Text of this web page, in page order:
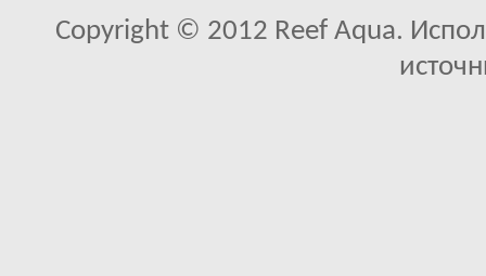
Copyright © 2012 Reef Aqua.